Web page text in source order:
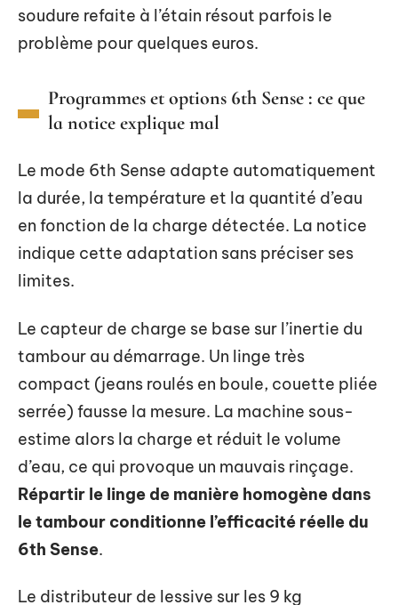
soudure refaite à l’étain résout parfois le
problème pour quelques euros.
Programmes et options 6th Sense : ce que
la notice explique mal
Le mode 6th Sense adapte automatiquement
la durée, la température et la quantité d’eau
en fonction de la charge détectée. La notice
indique cette adaptation sans préciser ses
limites.
Le capteur de charge se base sur l’inertie du
tambour au démarrage. Un linge très
compact (jeans roulés en boule, couette pliée
serrée) fausse la mesure. La machine sous-
estime alors la charge et réduit le volume
d’eau, ce qui provoque un mauvais rinçage.
Répartir le linge de manière homogène dans
le tambour conditionne l’efficacité réelle du
6th Sense.
Le distributeur de lessive sur les 9 kg